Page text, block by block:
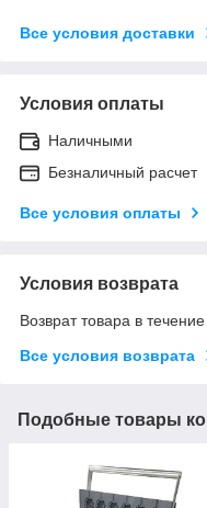
Все условия доставки
Условия оплаты
Наличными
Безналичный расчет
Все условия оплаты
Условия возврата
Возврат товара в
Все условия возврата
Подобные товары